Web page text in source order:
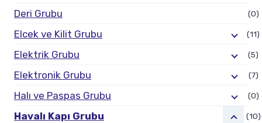
Deri Grubu (0)
Elcek ve Kilit Grubu (11)
Elektrik Grubu (5)
Elektronik Grubu (7)
Halı ve Paspas Grubu (0)
Havalı Kapı Grubu (10)